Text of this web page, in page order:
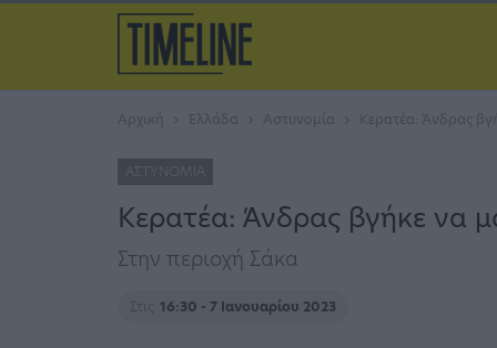
Αρχική Ελλάδα Αστυνομία Κερατέα: Άνδρας
ΑΣΤΥΝΟΜΊΑ
Κερατέα: Άνδρας βγήκε να
Στην περιοχή Σάκα
Στις 16:30 - 7 Ιανουαρίου 2023